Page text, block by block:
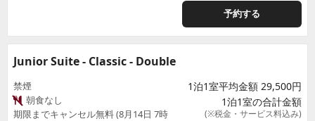
予約する
Junior Suite - Classic - Double
禁煙
朝食なし
期限までキャンセル無料 (8月14日 7時
1泊1室平均金額 29,500円
1泊1室の合計金額
(※税金・サービス料込み)